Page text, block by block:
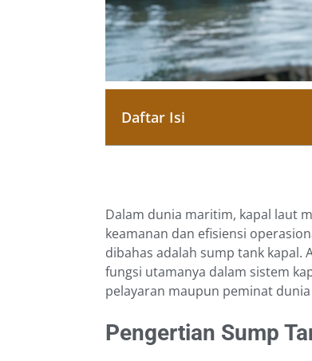
Daftar Isi
Dalam dunia maritim, kapal laut
keamanan dan efisiensi
dibahas adalah sump tank kapal.
fungsi utamanya dalam sistem
pelayaran maupun peminat
Pengertian Sump